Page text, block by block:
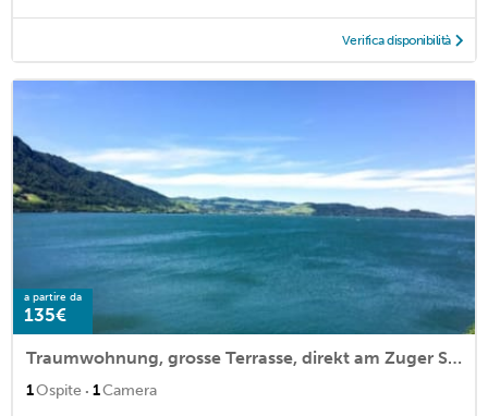
Verifica disponibilità
a partire da
135€
Traumwohnung, grosse Terrasse, direkt am Zuger See
1Ospite · 1Camera